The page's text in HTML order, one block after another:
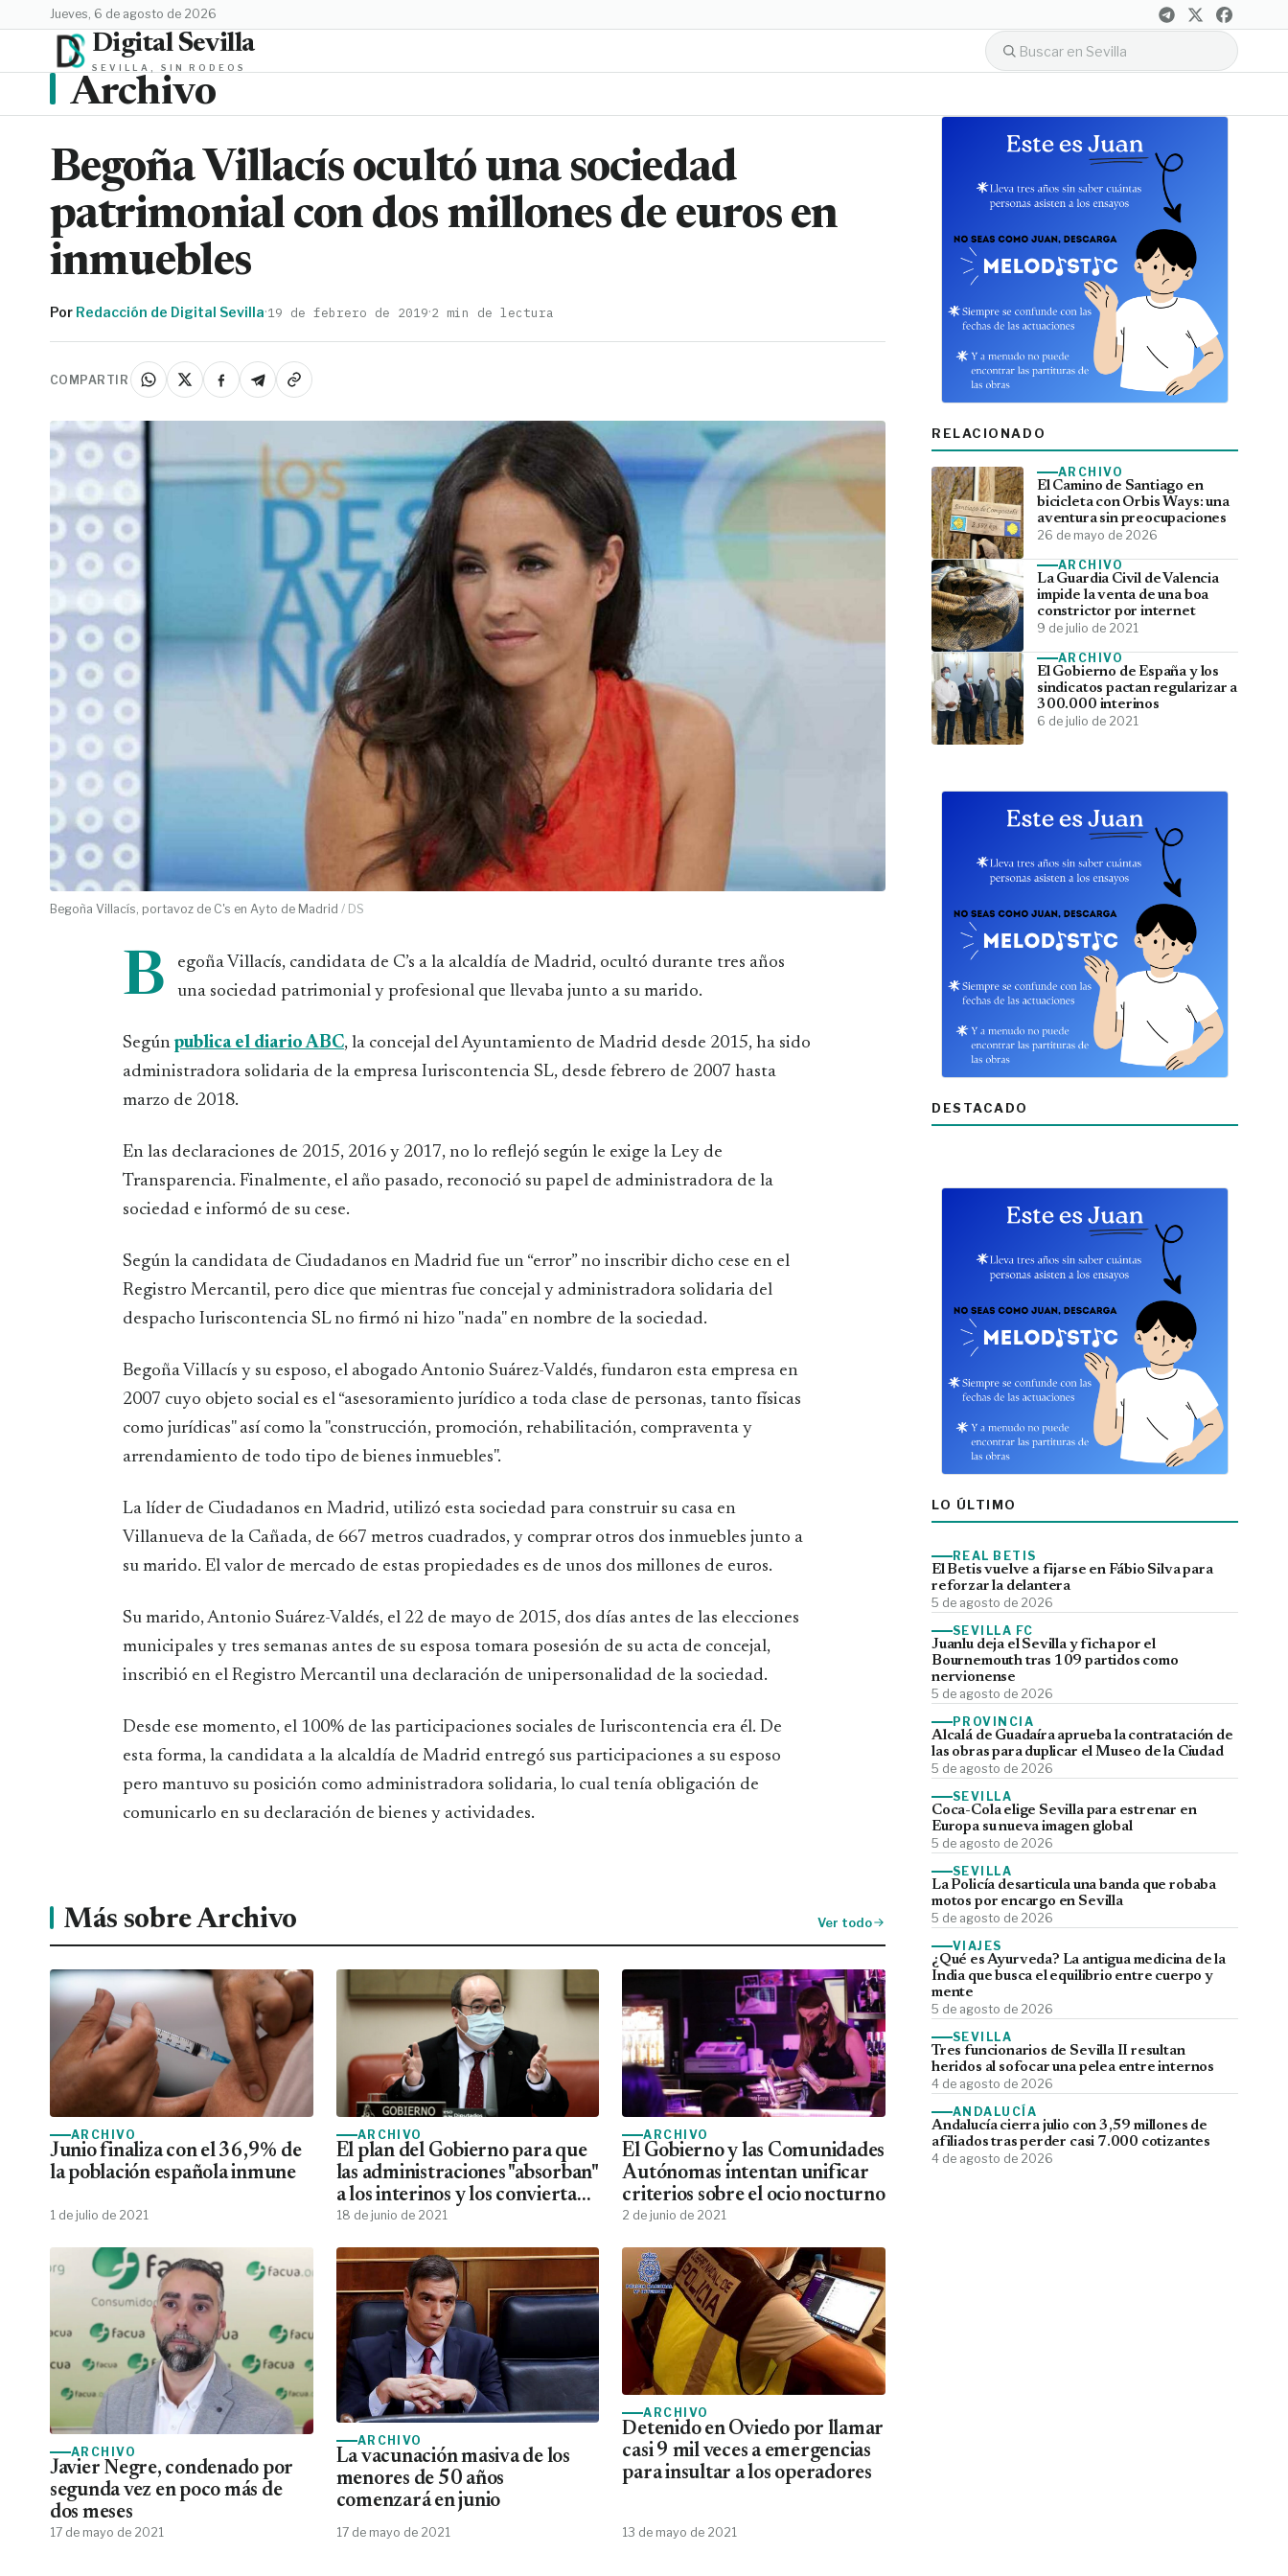
jueves, 6 de agosto de 2026
Digital Sevilla
SEVILLA, SIN RODEOS
Archivo
Begoña Villacís ocultó una sociedad
patrimonial con dos millones de euros en
inmuebles
Por Redacción de Digital Sevilla·19 de febrero de 2019·2 min de lectura
COMPARTIR
Begoña Villacís, portavoz de C's en Ayto de Madrid / DS
B
egoña Villacís, candidata de C’s a la alcaldía de Madrid, ocultó durante tres años
una sociedad patrimonial y profesional que llevaba junto a su marido.
Segúnpublica el diario ABC, la concejal del Ayuntamiento de Madrid desde 2015, ha sido
administradora solidaria de la empresa Iuriscontencia SL, desde febrero de 2007 hasta
marzo de 2018.
En las declaraciones de 2015, 2016 y 2017, no lo reflejó según le exige la Ley de
Transparencia. Finalmente, el año pasado, reconoció su papel de administradora de la
sociedad e informó de su cese.
Según la candidata de Ciudadanos en Madrid fue un “error” no inscribir dicho cese en el
Registro Mercantil, pero dice que mientras fue concejal y administradora solidaria del
despacho Iuriscontencia SL no firmó ni hizo "nada" en nombre de la sociedad.
Begoña Villacís y su esposo, el abogado Antonio Suárez-Valdés, fundaron esta empresa en
2007 cuyo objeto social es el “asesoramiento jurídico a toda clase de personas, tanto físicas
como jurídicas" así como la "construcción, promoción, rehabilitación, compraventa y
arrendamiento de todo tipo de bienes inmuebles".
La líder de Ciudadanos en Madrid, utilizó esta sociedad para construir su casa en
Villanueva de la Cañada, de 667 metros cuadrados, y comprar otros dos inmuebles junto a
su marido. El valor de mercado de estas propiedades es de unos dos millones de euros.
Su marido, Antonio Suárez-Valdés, el 22 de mayo de 2015, dos días antes de las elecciones
municipales y tres semanas antes de su esposa tomara posesión de su acta de concejal,
inscribió en el Registro Mercantil una declaración de unipersonalidad de la sociedad.
Desde ese momento, el 100% de las participaciones sociales de Iuriscontencia era él. De
esta forma, la candidata a la alcaldía de Madrid entregó sus participaciones a su esposo
pero mantuvo su posición como administradora solidaria, lo cual tenía obligación de
comunicarlo en su declaración de bienes y actividades.
Más sobre Archivo Ver todo
ARCHIVO
Junio finaliza con el 36,9% de
la población española inmune
1 de julio de 2021
ARCHIVO
El plan del Gobierno para que
las administraciones "absorban"
a los interinos y los conviertan
en fijos
18 de junio de 2021
ARCHIVO
El Gobierno y las Comunidades
Autónomas intentan unificar
criterios sobre el ocio nocturno
2 de junio de 2021
ARCHIVO
Javier Negre, condenado por
segunda vez en poco más de
dos meses
17 de mayo de 2021
ARCHIVO
La vacunación masiva de los
menores de 50 años
comenzará en junio
17 de mayo de 2021
ARCHIVO
Detenido en Oviedo por llamar
casi 9 mil veces a emergencias
para insultar a los operadores
13 de mayo de 2021
RELACIONADO
ARCHIVO
El Camino de Santiago en
bicicleta con Orbis Ways: una
aventura sin preocupaciones
26 de mayo de 2026
ARCHIVO
La Guardia Civil de Valencia
impide la venta de una boa
constrictor por internet
9 de julio de 2021
ARCHIVO
El Gobierno de España y los
sindicatos pactan regularizar a
300.000 interinos
6 de julio de 2021
DESTACADO
LO ÚLTIMO
REAL BETIS
El Betis vuelve a fijarse en Fábio Silva para
reforzar la delantera
5 de agosto de 2026
SEVILLA FC
Juanlu deja el Sevilla y ficha por el
Bournemouth tras 109 partidos como
nervionense
5 de agosto de 2026
PROVINCIA
Alcalá de Guadaíra aprueba la contratación de
las obras para duplicar el Museo de la Ciudad
5 de agosto de 2026
SEVILLA
Coca-Cola elige Sevilla para estrenar en
Europa su nueva imagen global
5 de agosto de 2026
SEVILLA
La Policía desarticula una banda que robaba
motos por encargo en Sevilla
5 de agosto de 2026
VIAJES
¿Qué es Ayurveda? La antigua medicina de la
India que busca el equilibrio entre cuerpo y
mente
5 de agosto de 2026
SEVILLA
Tres funcionarios de Sevilla II resultan
heridos al sofocar una pelea entre internos
4 de agosto de 2026
ANDALUCÍA
Andalucía cierra julio con 3,59 millones de
afiliados tras perder casi 7.000 cotizantes
4 de agosto de 2026